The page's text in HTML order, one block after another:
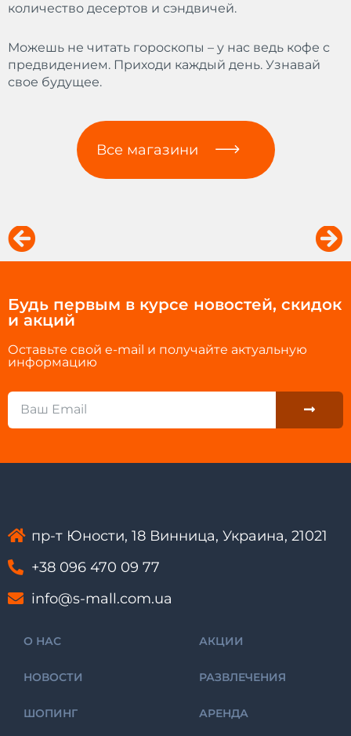
количество десертов и сэндвичей.
Можешь не читать гороскопы – у нас ведь кофе с
предвидением. Приходи каждый день. Узнавай
свое будущее.
Все магазини
Prev
Будь первым в курсе новостей, скидок
и акций
Оставьте свой e-mail и получайте актуальную
информацию
Email Submit
пр-т Юности, 18 Винница, Украина, 21021
+38 096 470 09 77
info@s-mall.com.ua
О НАС
НОВОСТИ
ШОПИНГ
АКЦИИ
РАЗВЛЕЧЕНИЯ
АРЕНДА